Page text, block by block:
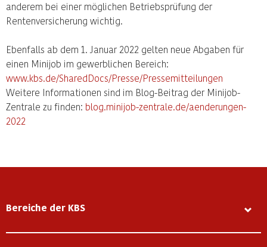
anderem bei einer möglichen Betriebsprüfung der
Rentenversicherung wichtig.
Ebenfalls ab dem 1. Januar 2022 gelten neue Abgaben für
einen Minijob im gewerblichen Bereich:
www.kbs.de/SharedDocs/Presse/Pressemitteilungen
Weitere Informationen sind im Blog-Beitrag der Minijob-
Zentrale zu finden: blog.minijob-zentrale.de/aenderungen-
2022
Bereiche der KBS